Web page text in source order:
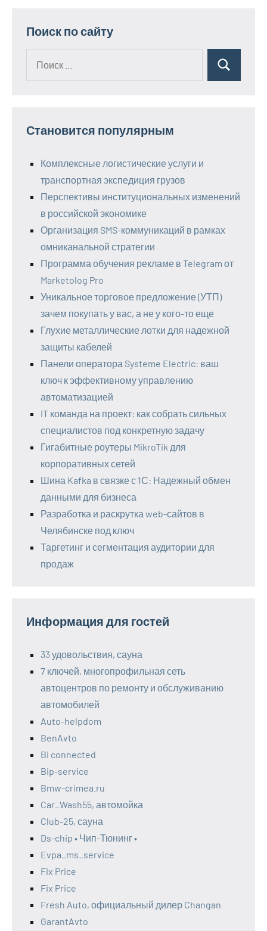
Поиск по сайту
Поиск
Становится популярным
Комплексные логистические услуги и
транспортная экспедиция грузов
Перспективы институциональных изменений
в российской экономике
Организация SMS-коммуникаций в рамках
омниканальной стратегии
Программа обучения рекламе в Telegram от
Marketolog Pro
Уникальное торговое предложение (УТП)
зачем покупать у вас, а не у кого-то еще
Глухие металлические лотки для надежной
защиты кабелей
Панели оператора Systeme Electric: ваш
ключ к эффективному управлению
автоматизацией
IT команда на проект: как собрать сильных
специалистов под конкретную задачу
Гигабитные роутеры MikroTik для
корпоративных сетей
Шина Kafka в связке с 1С: Надежный обмен
данными для бизнеса
Разработка и раскрутка web-сайтов в
Челябинске под ключ
Таргетинг и сегментация аудитории для
продаж
Информация для гостей
33 удовольствия, сауна
7 ключей, многопрофильная сеть
автоцентров по ремонту и обслуживанию
автомобилей
Auto-helpdom
BenAvto
Bi connected
Bip-service
Bmw-crimea.ru
Car_Wash55, автомойка
Club-25, сауна
Ds-chip • Чип-Тюнинг •
Evpa_ms_service
Fix Price
Fix Price
Fresh Auto, официальный дилер Changan
GarantAvto